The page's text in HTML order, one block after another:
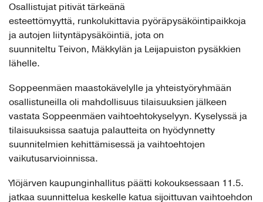
Osallistujat pitivät tärkeänä
esteettömyyttä, runkolukittavia pyöräpysäköintipaikkoja
ja autojen liityntäpysäköintiä, jota on
suunniteltu Teivon, Mäkkylän ja Leijapuiston pysäkkien
lähelle.
Soppeenmäen maastokävelylle ja yhteistyöryhmään
osallistuneilla oli mahdollisuus tilaisuuksien jälkeen
vastata Soppeenmäen vaihtoehtokyselyyn. Kyselyssä ja
tilaisuuksissa saatuja palautteita on hyödynnetty
suunnitelmien kehittämisessä ja vaihtoehtojen
vaikutusarvioinnissa.
Ylöjärven kaupunginhallitus päätti kokouksessaan 11.5.
jatkaa suunnittelua keskelle katua sijoittuvan vaihtoehdon